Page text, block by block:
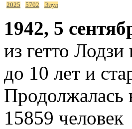
2025 5702 Элул
1942, 5
из гетто
до 10 лет и
Продолжалась
15859 человек